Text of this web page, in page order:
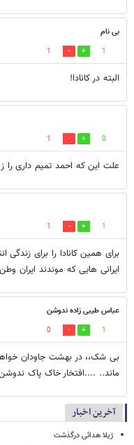
بی نام
1
1
البته در کانادا!
0
1
علت این که احمد تمیم داری
1
1
برای همین کانادا را برای
ایرانی هایی که موندند ایران
عباس طیبی زاده ندوشن
1
0
بی شک،، در بهشت جاودان
ماند.. ....افتخار خاک پاک
آخرین اخبار
ژیلا هدائی درگذشت